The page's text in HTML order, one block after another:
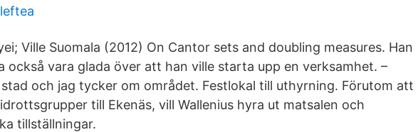
Ville Suomala (2012) On Cantor sets and doubling measures. Han
också vara glada över att han ville starta upp en verksamhet. –
och jag tycker om området. Festlokal till uthyrning. Förutom att
till Ekenäs, vill Wallenius hyra ut matsalen och
tillställningar.